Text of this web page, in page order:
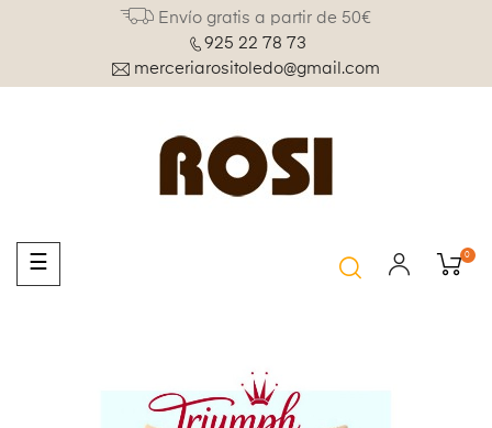
Envío gratis a partir de 50€
925 22 78 73
merceriarositoledo@gmail.com
Navegación
de
☰ 0